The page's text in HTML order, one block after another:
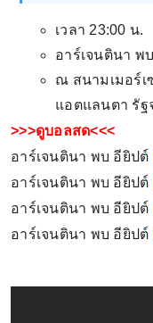
เวลา 23:00 น.
อาร์เจนตินา พ
ณ สนามเมอร์เ
แอตแลนตา รัฐ
>>>ดูบอลสด<<<
อาร์เจนตินา พบ อียิปต์
อาร์เจนตินา พบ อียิปต์
อาร์เจนตินา พบ อียิปต์
อาร์เจนตินา พบ อียิปต์